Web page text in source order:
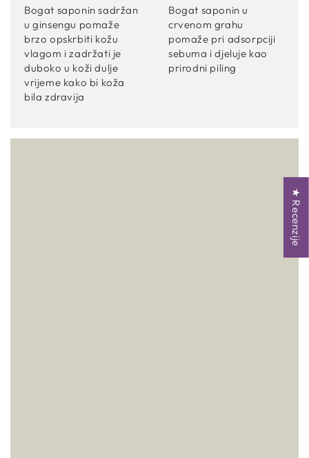
Bogat saponin sadržan
u ginsengu pomaže
brzo opskrbiti kožu
vlagom i zadržati je
duboko u koži dulje
vrijeme kako bi koža
bila zdravija
Bogat saponin u
crvenom grahu
pomaže pri adsorpciji
sebuma i djeluje kao
prirodni piling
★ Recenzije